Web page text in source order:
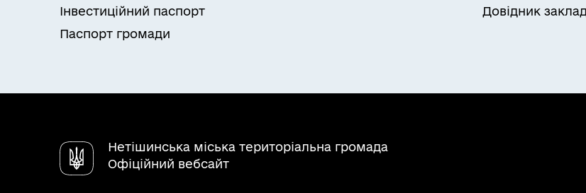
Інвестиційний паспорт
Паспорт громади
Довідник
Нетішинська міська територіальна громада
Офіційний вебсайт